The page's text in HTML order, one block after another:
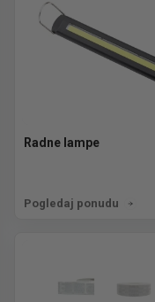
Radne lampe
Pogledaj ponudu